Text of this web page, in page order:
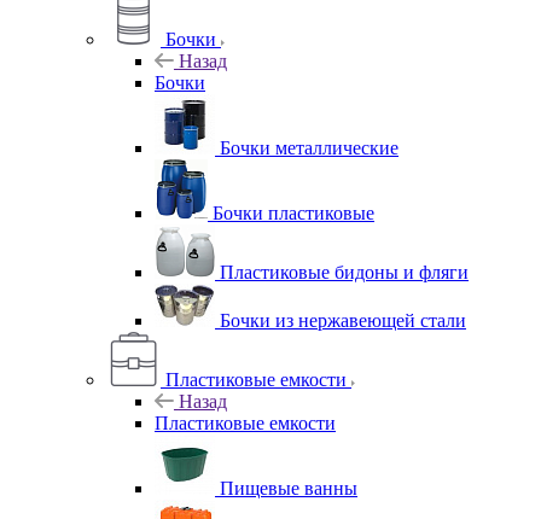
Бочки
Назад
Бочки
Бочки металлические
Бочки пластиковые
Пластиковые бидоны и фляги
Бочки из нержавеющей стали
Пластиковые емкости
Назад
Пластиковые емкости
Пищевые ванны